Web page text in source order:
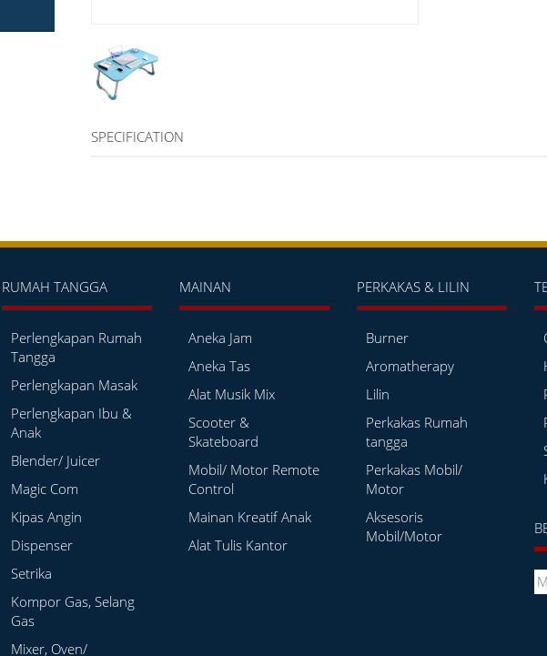
SPECIFICATION
RUMAH TANGGA
Perlengkapan Rumah
Tangga
Perlengkapan Masak
Perlengkapan Ibu &
Anak
Blender/ Juicer
Magic Com
Kipas Angin
Dispenser
Setrika
Kompor Gas, Selang
Gas
Mixer, Oven/
MAINAN
Aneka Jam
Aneka Tas
Alat Musik Mix
Scooter &
Skateboard
Mobil/ Motor Remote
Control
Mainan Kreatif Anak
Alat Tulis Kantor
PERKAKAS & LILIN
Burner
Aromatherapy
Lilin
Perkakas Rumah
tangga
Perkakas Mobil/
Motor
Aksesoris
Mobil/Motor